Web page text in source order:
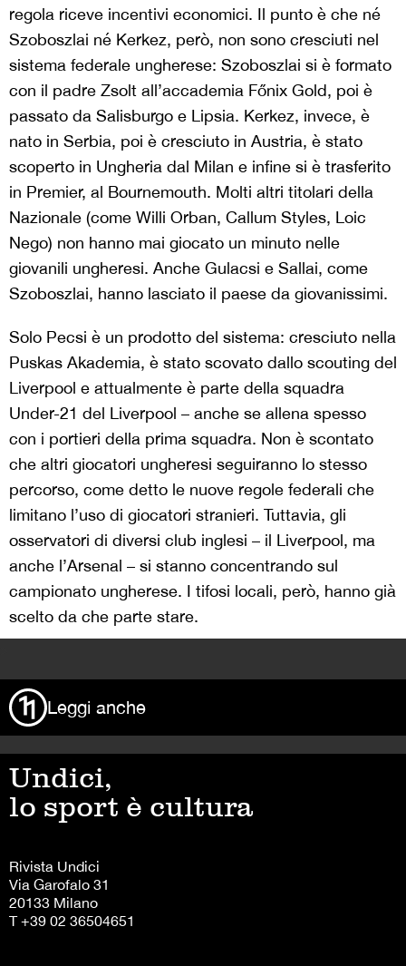
regola riceve incentivi economici. Il punto è che né
Szoboszlai né Kerkez, però, non sono cresciuti nel
sistema federale ungherese: Szoboszlai si è formato
con il padre Zsolt all’accademia Főnix Gold, poi è
passato da Salisburgo e Lipsia. Kerkez, invece, è
nato in Serbia, poi è cresciuto in Austria, è stato
scoperto in Ungheria dal Milan e infine si è trasferito
in Premier, al Bournemouth. Molti altri titolari della
Nazionale (come Willi Orban, Callum Styles, Loic
Nego) non hanno mai giocato un minuto nelle
giovanili ungheresi. Anche Gulacsi e Sallai, come
Szoboszlai, hanno lasciato il paese da giovanissimi.
Solo Pecsi è un prodotto del sistema: cresciuto nella
Puskas Akademia, è stato scovato dallo scouting del
Liverpool e attualmente è parte della squadra
Under-21 del Liverpool – anche se allena spesso
con i portieri della prima squadra. Non è scontato
che altri giocatori ungheresi seguiranno lo stesso
percorso, come detto le nuove regole federali che
limitano l’uso di giocatori stranieri. Tuttavia, gli
osservatori di diversi club inglesi – il Liverpool, ma
anche l’Arsenal – si stanno concentrando sul
campionato ungherese. I tifosi locali, però, hanno già
scelto da che parte stare.
Leggi anche
Undici,
lo sport è cultura
Rivista Undici
Via Garofalo 31
20133 Milano
T +39 02 36504651